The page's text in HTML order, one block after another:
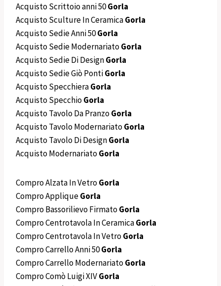
Acquisto Scrittoio anni 50Gorla
Acquisto Sculture In CeramicaGorla
Acquisto Sedie Anni 50Gorla
Acquisto Sedie ModernariatoGorla
Acquisto Sedie Di DesignGorla
Acquisto Sedie Giò PontiGorla
Acquisto SpecchieraGorla
Acquisto SpecchioGorla
Acquisto Tavolo Da PranzoGorla
Acquisto Tavolo ModernariatoGorla
Acquisto Tavolo Di DesignGorla
Acquisto ModernariatoGorla
Compro Alzata In VetroGorla
Compro AppliqueGorla
Compro Bassorilievo FirmatoGorla
Compro Centrotavola In CeramicaGorla
Compro Centrotavola In VetroGorla
Compro Carrello Anni 50Gorla
Compro Carrello ModernariatoGorla
Compro Comò Luigi XIVGorla